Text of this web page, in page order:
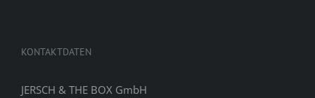
KONTAKTDATEN
JERSCH & THE BOX GmbH